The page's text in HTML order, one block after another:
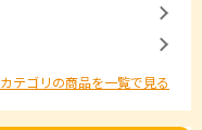
カテゴリの商品を一覧で見る